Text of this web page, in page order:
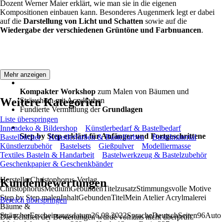
Dozent Werner Maier erklärt, wie man sie in die eigenen
Kompositionen einbauen kann. Besonderes Augenmerk legt er dabei
auf die Darstellung von Licht und Schatten sowie auf die
Wiedergabe der verschiedenen Grüntöne und Farbnuancen.
Kompakter Workshop zum Malen von Bäumen und
Sträuchern mit Acrylfarben
Fundierte Vermittlung derGrundlagen
Step by Step erklärt für Anfänger und Fortgeschrittene
HerstellerChristophorus-Verlag
ChristophorusMediumGebundenTitelzusatzStimmungsvolle Motive
Step by Step malenInhaltGebundenTitelMein Atelier Acrylmalerei
Bäume &
SträucherErscheinungsdatum26.08.2022SpracheDeutschSeiten96Auto
Mehr anzeigen
Weitere Kategorien
Liste überspringen
Innendeko & Bildershop
Künstlerbedarf & Bastelbedarf
Bastelbücher
Künstlerfarben & Bastelfarben
Bastelmaterial
Künstlerzubehör
Bastelsets Gießpulver
Modelliermasse
Textiles Basteln & Handarbeit
Bastelwerkzeug & Bastelzubehör
Geschenkpapier & Geschenkbänder
Kundenbewertungen
Bereich überspringen
Die Echtheit der Bewertungen wurde von uns nicht überprüft.